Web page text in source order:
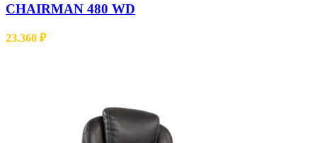
CHAIRMAN 480 WD
23.360 ₽